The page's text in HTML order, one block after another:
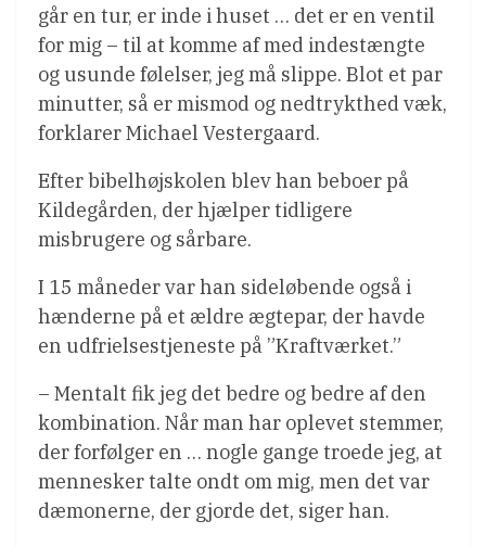
går en tur, er inde i huset … det er en ventil
for mig – til at komme af med indestængte
og usunde følelser, jeg må slippe. Blot et par
minutter, så er mismod og nedtrykthed væk,
forklarer Michael Vestergaard.
Efter bibelhøjskolen blev han beboer på
Kildegården, der hjælper tidligere
misbrugere og sårbare.
I 15 måneder var han sideløbende også i
hænderne på et ældre ægtepar, der havde
en udfrielsestjeneste på ”Kraftværket.”
– Mentalt fik jeg det bedre og bedre af den
kombination. Når man har oplevet stemmer,
der forfølger en … nogle gange troede jeg, at
mennesker talte ondt om mig, men det var
dæmonerne, der gjorde det, siger han.